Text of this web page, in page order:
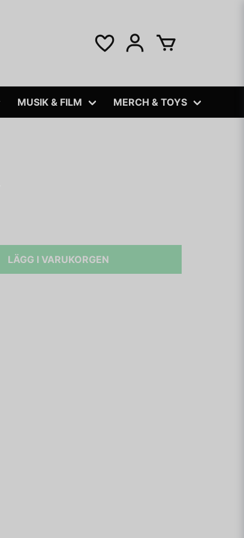
MUSIK & FILM MERCH & TOYS
LÄGG I VARUKORGEN